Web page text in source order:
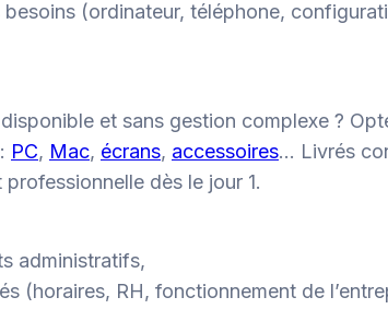
besoins (ordinateur, téléphone,
et sans gestion complexe ?
PC, Mac, écrans, accessoires… Livrés
dès le jour 1.
administratifs,
(horaires, RH, fonctionnement de